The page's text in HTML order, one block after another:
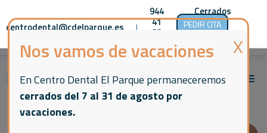
centrodental@cdelparque.es |
944
41
33 |
Cerrados
hasta el
día 1 de
septiembre
|
PEDIR CITA
Nos vamos de vacaciones
En Centro Dental El Parque permaneceremos
cerrados del 7 al 31 de agosto por
vacaciones.